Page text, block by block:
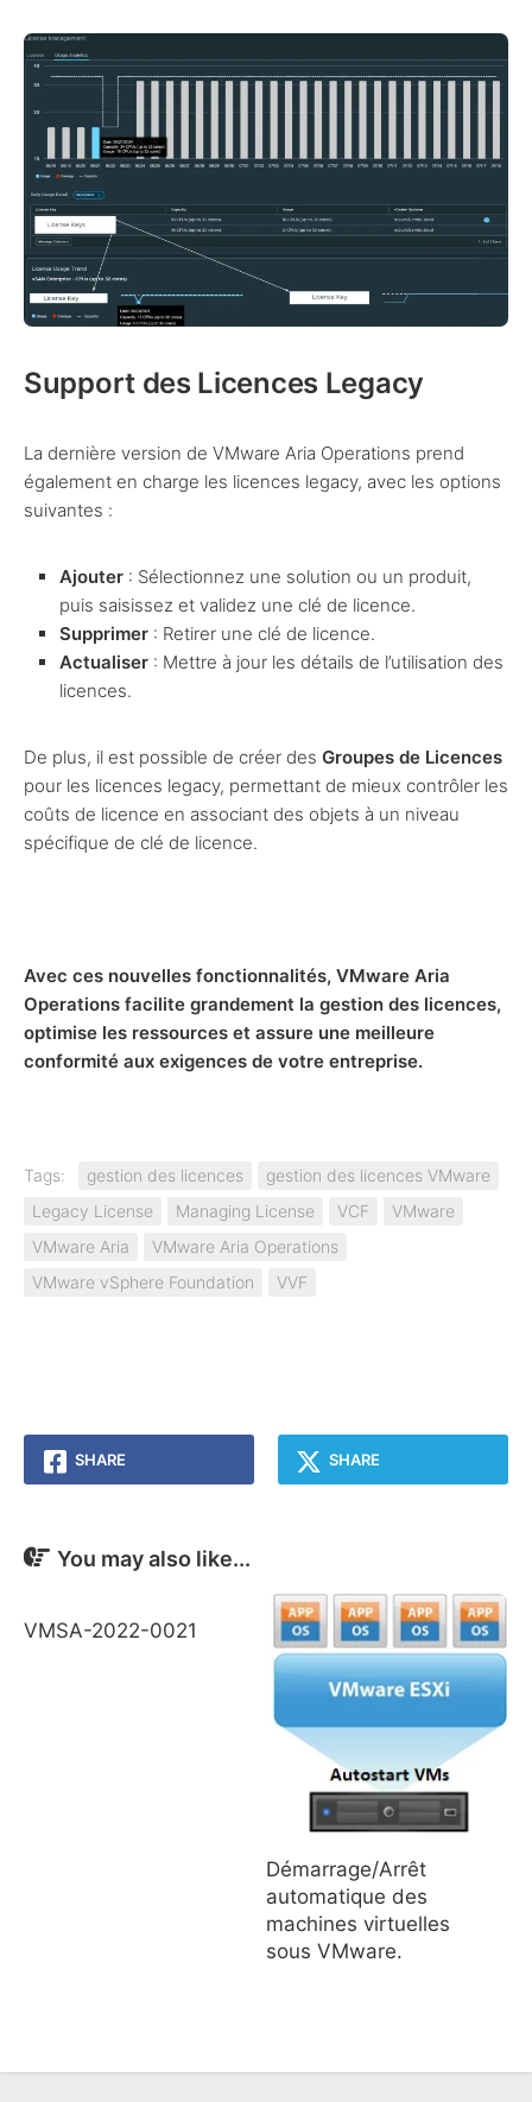
Support des Licences Legacy
La dernière version de VMware Aria Operations prend
également en charge les licences legacy, avec les options
suivantes :
Ajouter : Sélectionnez une solution ou un produit,
puis saisissez et validez une clé de licence.
Supprimer : Retirer une clé de licence.
Actualiser : Mettre à jour les détails de l’utilisation des
licences.
De plus, il est possible de créer des Groupes de Licences
pour les licences legacy, permettant de mieux contrôler les
coûts de licence en associant des objets à un niveau
spécifique de clé de licence.
Avec ces nouvelles fonctionnalités, VMware Aria
Operations facilite grandement la gestion des licences,
optimise les ressources et assure une meilleure
conformité aux exigences de votre entreprise.
Tags: gestion des licences
gestion des licences VMware
Legacy License
Managing License VCF
VMware
VMware Aria
VMware Aria Operations
VMware vSphere Foundation
VVF
SHARE SHARE
You may also like...
VMSA-2022-0021
Démarrage/Arrêt
automatique des
machines virtuelles
sous VMware.